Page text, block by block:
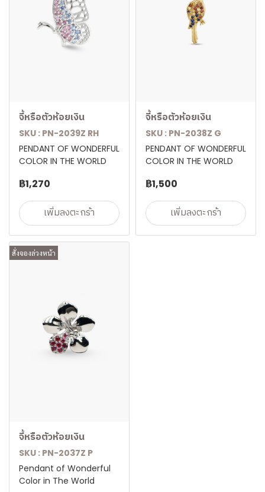
จี้หรือตัวห้อยเงิน
SKU : PN-2039Z RH
PENDANT OF WONDERFUL
COLOR IN THE WORLD
฿1,270
เพิ่มลงตะกร้า
จี้หรือตัวห้อยเงิน
SKU : PN-2038Z G
PENDANT OF WONDERFUL
COLOR IN THE WORLD
฿1,500
เพิ่มลงตะกร้า
สั่งจองล่วงหน้า
จี้หรือตัวห้อยเงิน
SKU : PN-2037Z P
Pendant of Wonderful
Color in The World